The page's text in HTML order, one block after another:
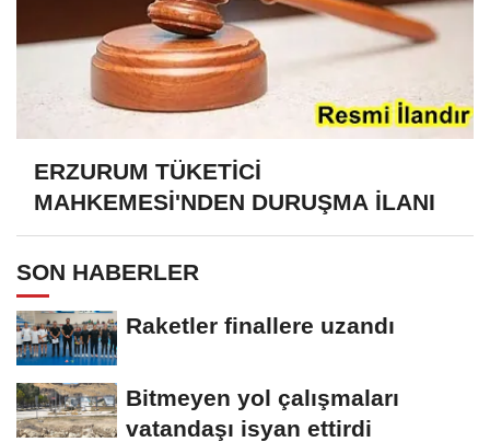
ERZURUM TÜKETİCİ
MAHKEMESİ'NDEN DURUŞMA İLANI
SON HABERLER
Raketler finallere uzandı
Bitmeyen yol çalışmaları
vatandaşı isyan ettirdi